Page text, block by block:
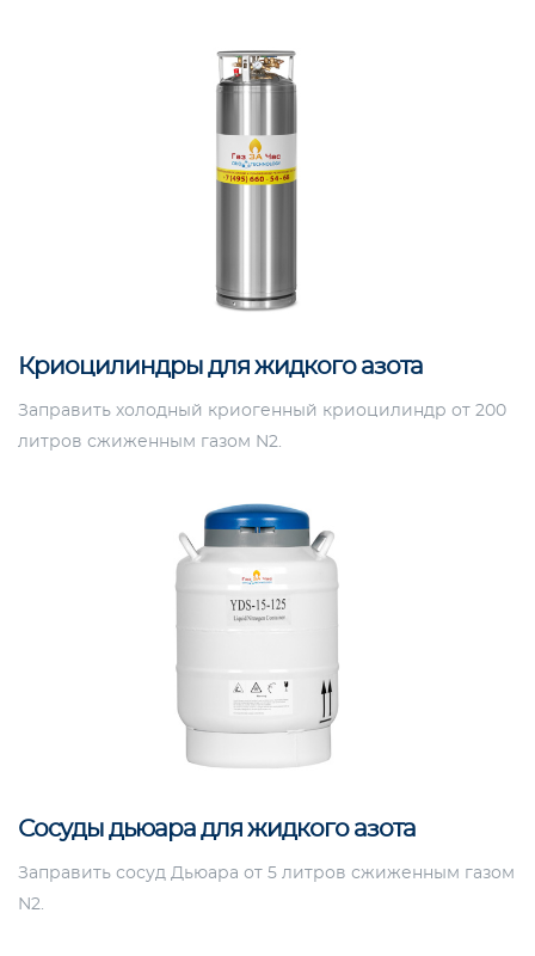
Криоцилиндры для жидкого азота
Заправить холодный криогенный криоцилиндр от 200
литров сжиженным газом N2.
Сосуды дьюара для жидкого азота
Заправить сосуд Дьюара от 5 литров сжиженным газом
N2.